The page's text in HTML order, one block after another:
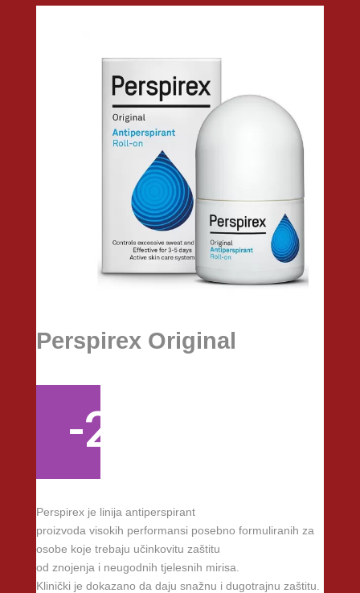
Perspirex Original
-20%
Perspirex je linija antiperspirant
proizvoda visokih performansi posebno formuliranih za
osobe koje trebaju učinkovitu zaštitu
od znojenja i neugodnih tjelesnih mirisa.
Klinički je dokazano da daju snažnu i dugotrajnu zaštitu.